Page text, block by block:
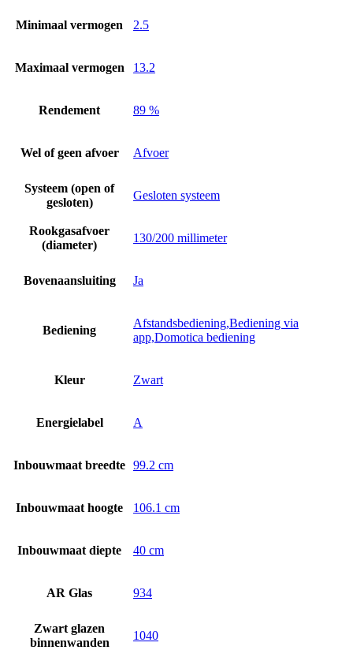
Minimaal vermogen 2.5
Maximaal vermogen 13.2
Rendement 89 %
Wel of geen afvoer Afvoer
Systeem (open of
gesloten)
Gesloten systeem
Rookgasafvoer
(diameter)
130/200 millimeter
Bovenaansluiting Ja
Bediening
Afstandsbediening,Bediening via
app,Domotica bediening
Kleur Zwart
Energielabel A
Inbouwmaat breedte 99.2 cm
Inbouwmaat hoogte 106.1 cm
Inbouwmaat diepte 40 cm
AR Glas 934
Zwart glazen
binnenwanden
1040